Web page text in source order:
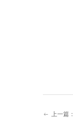
ꂃ 上一篇：